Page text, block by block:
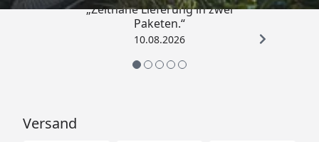
„Zeitnahe Lieferung in zwei
Paketen.“
10.08.2026
Versand